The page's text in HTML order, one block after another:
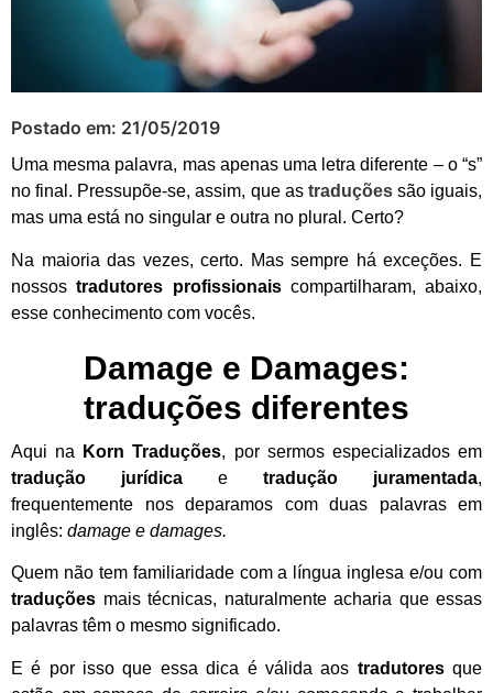
Postado em: 21/05/2019
Uma mesma palavra, mas apenas uma letra diferente – o “s”
no final. Pressupõe-se, assim, que as traduçõessão iguais,
mas uma está no singular e outra no plural. Certo?
Na maioria das vezes, certo. Mas sempre há exceções. E
nossostradutores profissionais compartilharam, abaixo,
esse conhecimento com vocês.
Damage e Damages:
traduções diferentes
Aqui na Korn Traduções, por sermos especializados em
tradução jurídica e tradução juramentada,
frequentemente nos deparamos com duas palavras em
inglês: damage e damages.
Quem não tem familiaridade com a língua inglesa e/ou com
traduções mais técnicas, naturalmente acharia que essas
palavras têm o mesmo significado.
E é por isso que essa dica é válida aos tradutoresque